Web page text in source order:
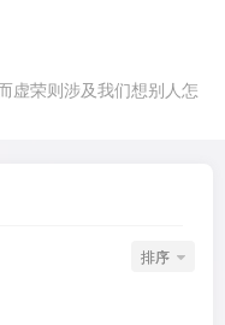
虚荣则涉及我们想别人怎
排序